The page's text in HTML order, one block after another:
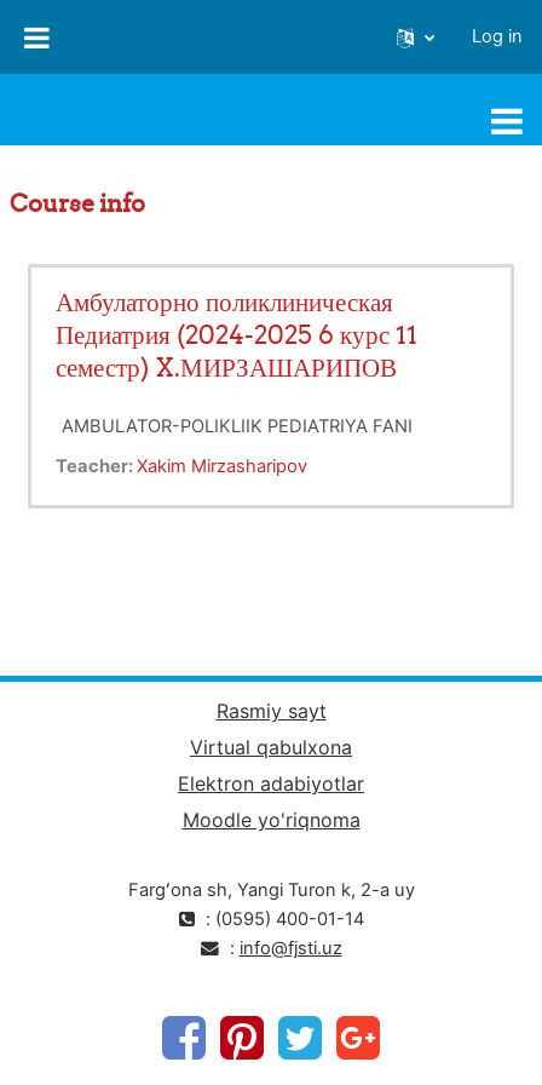
Log in
Course info
Амбулаторно поликлиническая
Педиатрия (2024-2025 6 курс 11
семестр) X.МИРЗАШАРИПОВ
AMBULATOR-POLIKLIIK PEDIATRIYA FANI
Teacher:Xakim Mirzasharipov
Rasmiy sayt
Virtual qabulxona
Elektron adabiyotlar
Moodle yo'riqnoma
Fargʻona sh, Yangi Turon k, 2-a uy
: (0595) 400-01-14
: info@fjsti.uz